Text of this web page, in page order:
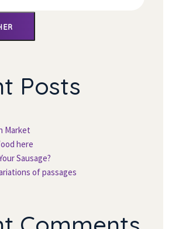
Post
Market
here
Sausage?
of passage